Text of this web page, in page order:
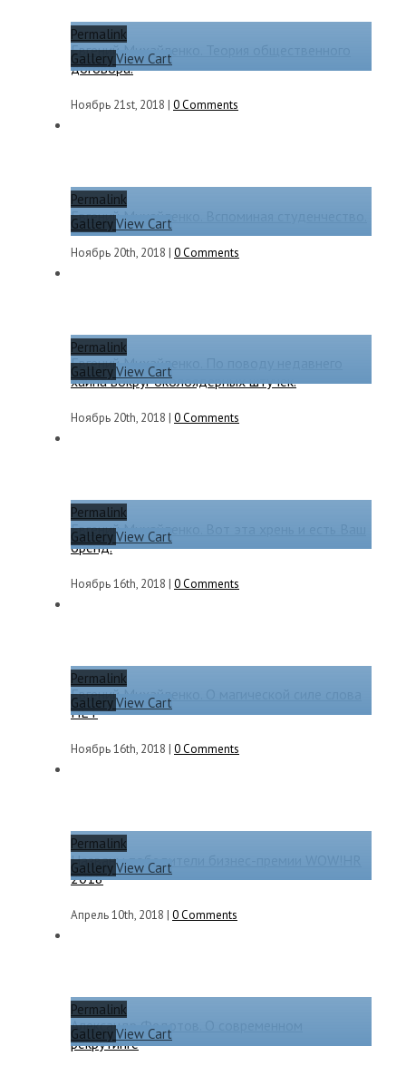
Permalink
GalleryView Cart
Евгений Михайленко. Теория общественного
договора.
Ноябрь 21st, 2018 | 0 Comments
Permalink
GalleryView Cart
Евгений Михайленко. Вспоминая студенчество.
Ноябрь 20th, 2018 | 0 Comments
Permalink
GalleryView Cart
Евгений Михайленко. По поводу недавнего
хайпа вокруг околоядерных штучек.
Ноябрь 20th, 2018 | 0 Comments
Permalink
GalleryView Cart
Евгений Михайленко. Вот эта хрень и есть Ваш
бренд.
Ноябрь 16th, 2018 | 0 Comments
Permalink
GalleryView Cart
Евгений Михайленко. О магической силе слова
НЕТ
Ноябрь 16th, 2018 | 0 Comments
Permalink
GalleryView Cart
Названы победители бизнес-премии WOW!HR
2018
Апрель 10th, 2018 | 0 Comments
Permalink
GalleryView Cart
Александр Федотов. О современном
рекрутинге